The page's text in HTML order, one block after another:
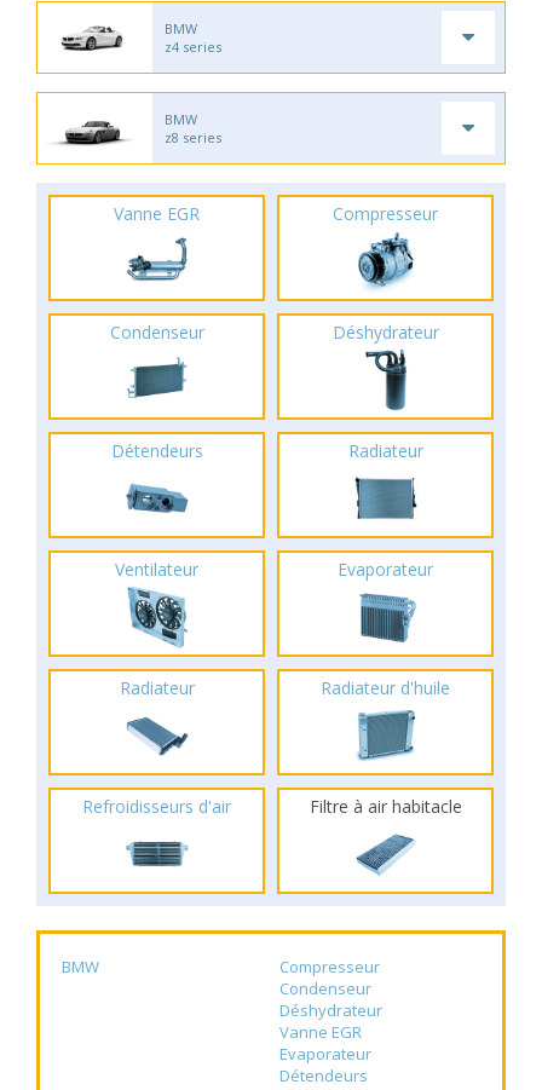
BMW
z4 series
BMW
z8 series
Vanne EGR Compresseur
Condenseur Déshydrateur
Détendeurs Radiateur
Ventilateur Evaporateur
Radiateur Radiateur d'huile
Refroidisseurs d'air Filtre à air habitacle
BMW
Compresseur
Condenseur
Déshydrateur
Vanne EGR
Evaporateur
Détendeurs